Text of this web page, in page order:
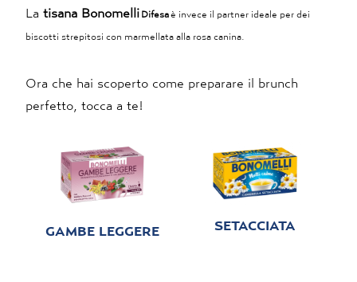
La tisana Bonomelli Difesaè invece il partner ideale per dei
biscotti strepitosi con marmellata alla rosa canina.
Ora che hai scoperto come preparare il brunch
perfetto, tocca a te!
GAMBE LEGGERE SETACCIATA